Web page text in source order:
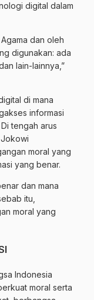
digital dalam
dan oleh
digunakan: ada
lain-lainnya,”
di mana
informasi
tengah arus
moral yang
yang benar.
dan mana
itu,
moral yang
Indonesia
moral serta